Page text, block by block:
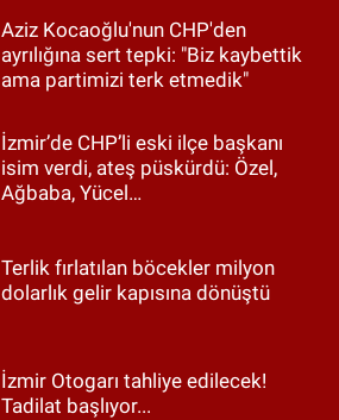
Aziz Kocaoğlu'nun CHP'den
ayrılığına sert tepki: "Biz kaybettik
ama partimizi terk etmedik"
İzmir’de CHP’li eski ilçe başkanı
isim verdi, ateş püskürdü: Özel,
Ağbaba, Yücel…
Terlik fırlatılan böcekler milyon
dolarlık gelir kapısına dönüştü
İzmir Otogarı tahliye edilecek!
Tadilat başlıyor...